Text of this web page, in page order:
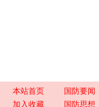
本站首页 国防要闻
加入收藏
国防思想